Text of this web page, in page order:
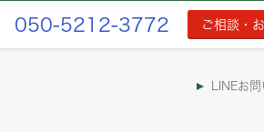
050-5212-3772 ご相談・
LINEお